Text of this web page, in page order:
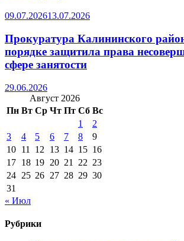
09.07.202613.07.2026
Прокуратура Калининского
порядке защитила права
сфере занятости
29.06.2026
Август 2026
Пн Вт Ср Чт Пт Сб Вс
1
2
3
4 5 6 7 8
9
10 11 12 13 14 15 16
17 18 19 20 21 22 23
24 25 26 27 28 29 30
31
« Июл
Рубрики